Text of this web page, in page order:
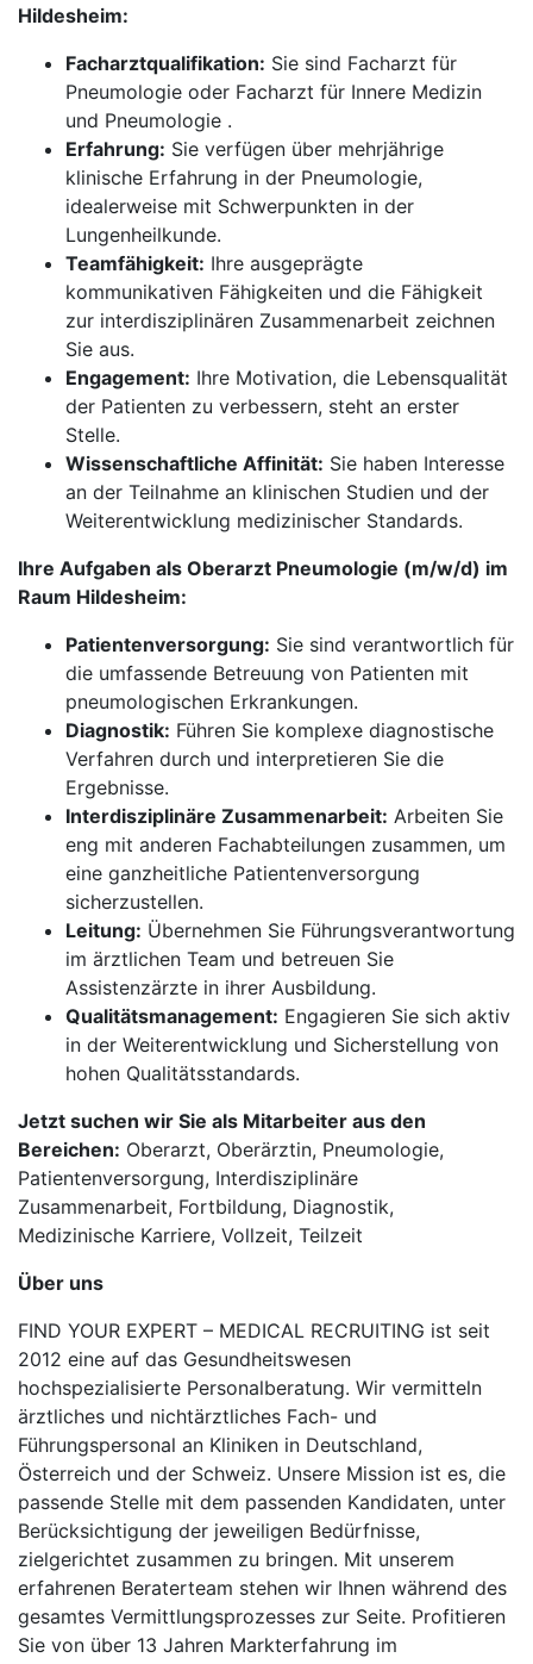
Hildesheim:
Facharztqualifikation: Sie sind Facharzt für
Pneumologie oder Facharzt für Innere Medizin
und Pneumologie .
Erfahrung: Sie verfügen über mehrjährige
klinische Erfahrung in der Pneumologie,
idealerweise mit Schwerpunkten in der
Lungenheilkunde.
Teamfähigkeit: Ihre ausgeprägte
kommunikativen Fähigkeiten und die Fähigkeit
zur interdisziplinären Zusammenarbeit zeichnen
Sie aus.
Engagement: Ihre Motivation, die Lebensqualität
der Patienten zu verbessern, steht an erster
Stelle.
Wissenschaftliche Affinität: Sie haben Interesse
an der Teilnahme an klinischen Studien und der
Weiterentwicklung medizinischer Standards.
Ihre Aufgaben als Oberarzt Pneumologie (m/w/d) im
Raum Hildesheim:
Patientenversorgung: Sie sind verantwortlich für
die umfassende Betreuung von Patienten mit
pneumologischen Erkrankungen.
Diagnostik: Führen Sie komplexe diagnostische
Verfahren durch und interpretieren Sie die
Ergebnisse.
Interdisziplinäre Zusammenarbeit: Arbeiten Sie
eng mit anderen Fachabteilungen zusammen, um
eine ganzheitliche Patientenversorgung
sicherzustellen.
Leitung: Übernehmen Sie Führungsverantwortung
im ärztlichen Team und betreuen Sie
Assistenzärzte in ihrer Ausbildung.
Qualitätsmanagement: Engagieren Sie sich aktiv
in der Weiterentwicklung und Sicherstellung von
hohen Qualitätsstandards.
Jetzt suchen wir Sie als Mitarbeiter aus den
Bereichen: Oberarzt, Oberärztin, Pneumologie,
Patientenversorgung, Interdisziplinäre
Zusammenarbeit, Fortbildung, Diagnostik,
Medizinische Karriere, Vollzeit, Teilzeit
Über uns
FIND YOUR EXPERT – MEDICAL RECRUITING ist seit
2012 eine auf das Gesundheitswesen
hochspezialisierte Personalberatung. Wir vermitteln
ärztliches und nichtärztliches Fach- und
Führungspersonal an Kliniken in Deutschland,
Österreich und der Schweiz. Unsere Mission ist es, die
passende Stelle mit dem passenden Kandidaten, unter
Berücksichtigung der jeweiligen Bedürfnisse,
zielgerichtet zusammen zu bringen. Mit unserem
erfahrenen Beraterteam stehen wir Ihnen während des
gesamtes Vermittlungsprozesses zur Seite. Profitieren
Sie von über 13 Jahren Markterfahrung im